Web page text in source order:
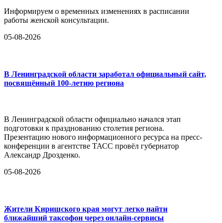
Информируем о временных изменениях в расписании
работы женской консультации.
05-08-2026
В Ленинградской области заработал официальный сайт,
посвящённый 100-летию региона
В Ленинградской области официально начался этап
подготовки к празднованию столетия региона.
Презентацию нового информационного ресурса на пресс-
конференции в агентстве ТАСС провёл губернатор
Александр Дрозденко.
05-08-2026
Жители Киришского края могут легко найти
ближайший таксофон через онлайн-сервисы